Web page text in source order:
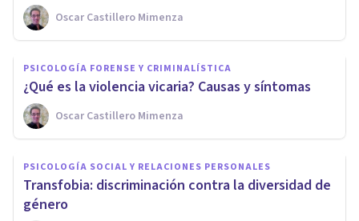
Oscar Castillero Mimenza
PSICOLOGÍA FORENSE Y CRIMINALÍSTICA
​¿Qué es la violencia vicaria? Causas y síntomas
Oscar Castillero Mimenza
PSICOLOGÍA SOCIAL Y RELACIONES PERSONALES
​Transfobia: discriminación contra la diversidad de
género